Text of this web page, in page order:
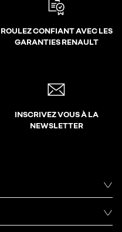
ROULEZ CONFIANT AVEC LES
GARANTIES RENAULT
INSCRIVEZ VOUS À LA
NEWSLETTER